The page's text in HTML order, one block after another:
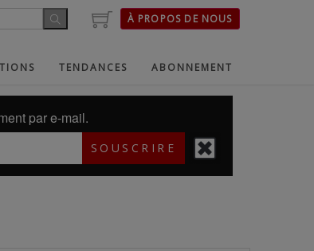
À PROPOS DE NOUS
TENDANCES ABONNEMENT
par e-mail.
SOUSCRIRE